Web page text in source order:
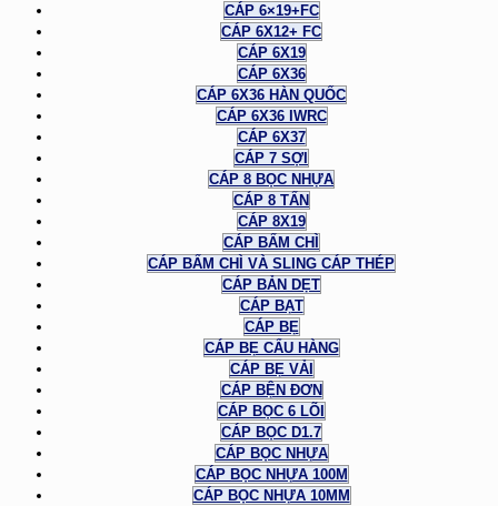
CÁP 6×19+FC
CÁP 6X12+ FC
CÁP 6X19
CÁP 6X36
CÁP 6X36 HÀN QUỐC
CÁP 6X36 IWRC
CÁP 6X37
CÁP 7 SỢI
CÁP 8 BỌC NHỰA
CÁP 8 TẤN
CÁP 8X19
CÁP BẤM CHÌ
CÁP BẤM CHÌ VÀ SLING CÁP THÉP
CÁP BẢN DẸT
CÁP BẠT
CÁP BẸ
CÁP BẸ CẨU HÀNG
CÁP BẸ VẢI
CÁP BỆN ĐƠN
CÁP BỌC 6 LÕI
CÁP BỌC D1.7
CÁP BỌC NHỰA
CÁP BỌC NHỰA 100M
CÁP BỌC NHỰA 10MM